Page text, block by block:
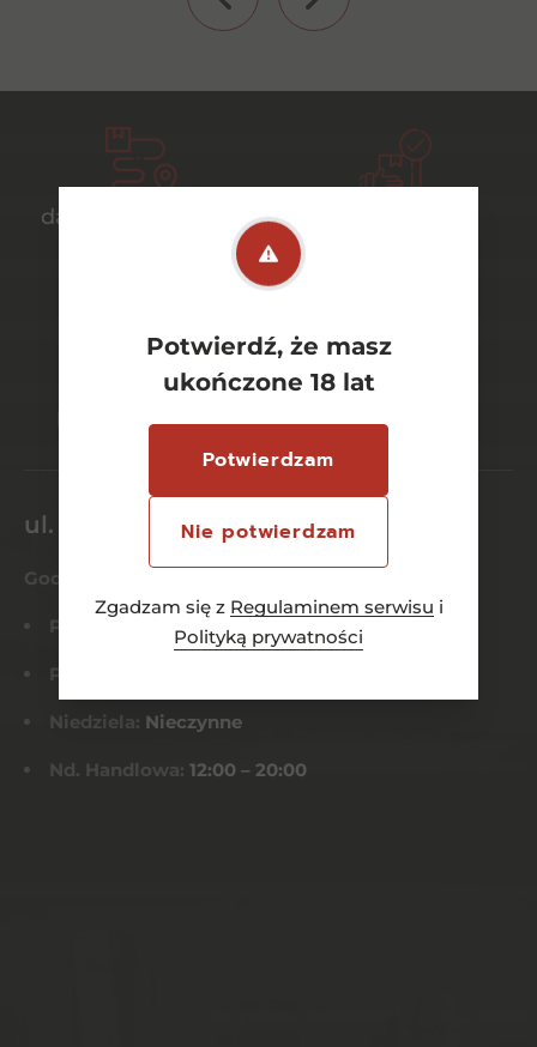
Potwierdź, że masz
ukończone 18 lat
Potwierdzam
Nie potwierdzam
Zgadzam się z Regulaminem serwisu i
Polityką prywatności
darmowa dostawa
bezpieczne
szeroki wybór
ul. Dworcowa 26/6
Godziny otwarcia
Pn-Czw: 8:00 – 21:00
Pt-Sob:
Niedziela: Nieczynne
Nd. Handlowa: 12:00 – 20:00